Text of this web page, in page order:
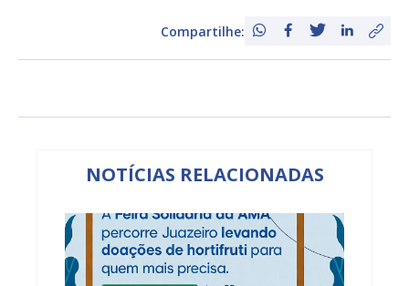
Compartilhe:
NOTÍCIAS RELACIONADAS